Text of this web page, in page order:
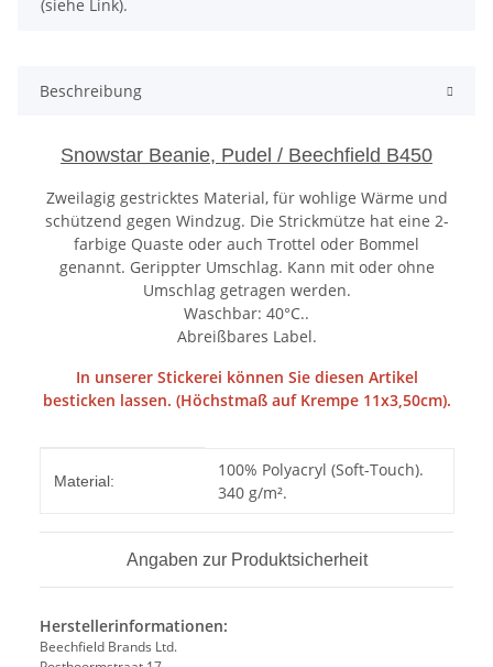
(siehe Link).
Beschreibung
Snowstar Beanie, Pudel / Beechfield B450
Zweilagig gestricktes Material, für wohlige Wärme und
schützend gegen Windzug. Die Strickmütze hat eine 2-
farbige Quaste oder auch Trottel oder Bommel
genannt. Gerippter Umschlag. Kann mit oder ohne
Umschlag getragen werden.
Waschbar: 40°C..
Abreißbares Label.
In unserer Stickerei können Sie diesen Artikel
besticken lassen. (Höchstmaß auf Krempe 11x3,50cm).
Material:
100% Polyacryl (Soft-Touch).
340 g/m².
Angaben zur Produktsicherheit
Herstellerinformationen:
Beechfield Brands Ltd.